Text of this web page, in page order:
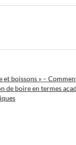
et boissons » –
de boire en termes